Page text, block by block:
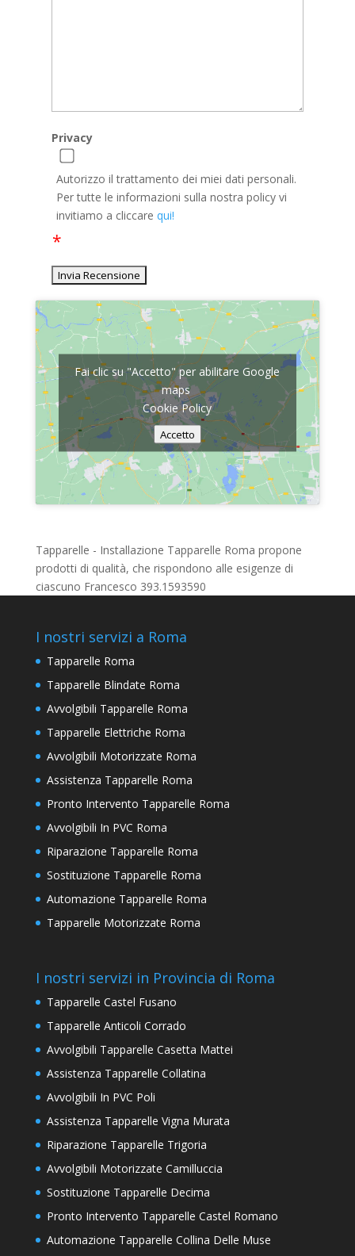
Privacy
Autorizzo il trattamento dei miei dati personali.
Per tutte le informazioni sulla nostra policy vi
invitiamo a cliccare qui!
Fai clic su "Accetto" per abilitare Google
maps
Cookie Policy
Accetto
Tapparelle - Installazione Tapparelle Roma propone
prodotti di qualità, che rispondono alle esigenze di
ciascuno Francesco 393.1593590
I nostri servizi a Roma
Tapparelle Roma
Tapparelle Blindate Roma
Avvolgibili Tapparelle Roma
Tapparelle Elettriche Roma
Avvolgibili Motorizzate Roma
Assistenza Tapparelle Roma
Pronto Intervento Tapparelle Roma
Avvolgibili In PVC Roma
Riparazione Tapparelle Roma
Sostituzione Tapparelle Roma
Automazione Tapparelle Roma
Tapparelle Motorizzate Roma
I nostri servizi in Provincia di Roma
Tapparelle Castel Fusano
Tapparelle Anticoli Corrado
Avvolgibili Tapparelle Casetta Mattei
Assistenza Tapparelle Collatina
Avvolgibili In PVC Poli
Assistenza Tapparelle Vigna Murata
Riparazione Tapparelle Trigoria
Avvolgibili Motorizzate Camilluccia
Sostituzione Tapparelle Decima
Pronto Intervento Tapparelle Castel Romano
Automazione Tapparelle Collina Delle Muse